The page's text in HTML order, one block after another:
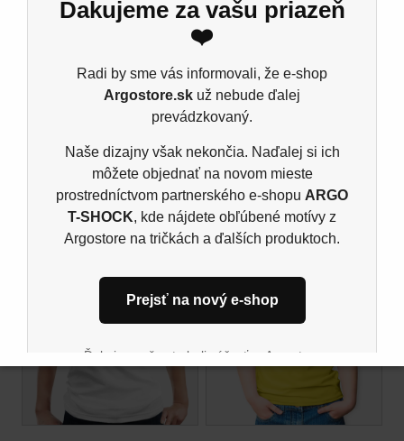
Ash: 99% bavlna, 1% viskóza, Šport grey: 85%
bavlna, 15% viskóza, single jers
Súvisiace produkty
Ďakujeme za vašu priazeň
❤️
Radi by sme vás informovali, že e-shop
Argostore.sk už nebude ďalej
prevádzkovaný.
Naše dizajny však nekončia. Naďalej si ich
môžete objednať na novom mieste
prostredníctvom partnerského e-shopu ARGO
T-SHOCK, kde nájdete obľúbené motívy z
Argostore na tričkách a ďalších produktoch.
Prejsť na nový e-shop
Ďakujeme, že ste boli súčasťou Argostore
komunity. Tešíme sa na vás aj naďalej na novom